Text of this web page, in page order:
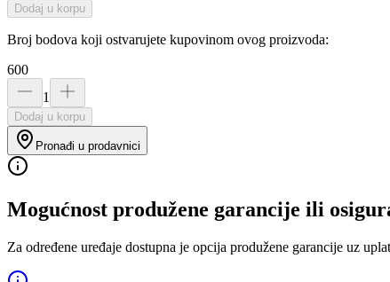
Dodaj u korpu
Broj bodova koji ostvarujete kupovinom ovog proizvoda:
600
1
Dodaj u korpu
Pronađi u prodavnici
Mogućnost produžene garancije ili
Za određene uređaje dostupna je opcija produžene garancije uz